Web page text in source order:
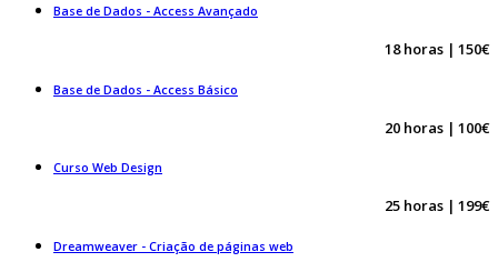
Base de Dados - Access Avançado
18 horas | 150€
Base de Dados - Access Básico
20 horas | 100€
Curso Web Design
25 horas | 199€
Dreamweaver - Criação de páginas web